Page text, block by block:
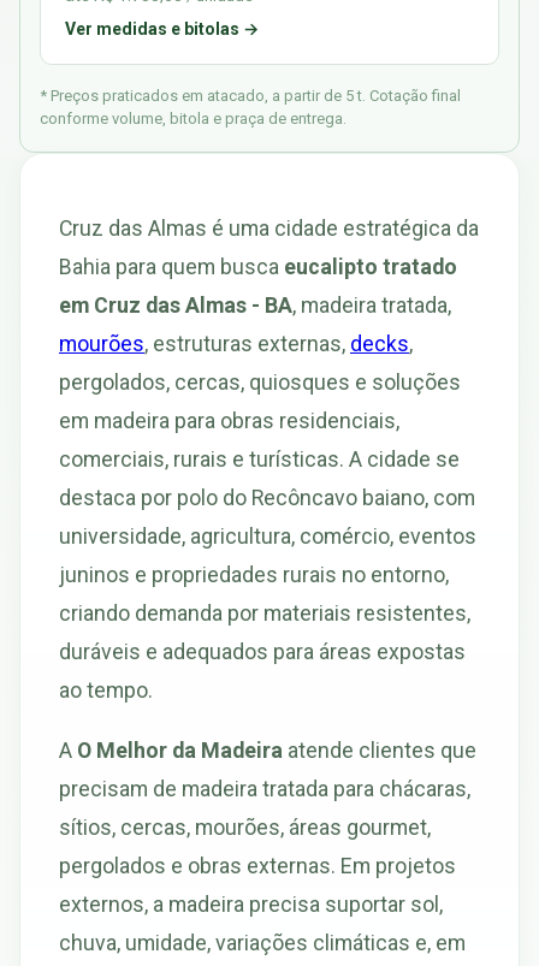
Ver medidas e bitolas →
* Preços praticados em atacado, a partir de 5 t. Cotação final
conforme volume, bitola e praça de entrega.
Cruz das Almas é uma cidade estratégica da
Bahia para quem busca eucalipto tratado
em Cruz das Almas - BA, madeira tratada,
mourões, estruturas externas, decks,
pergolados, cercas, quiosques e soluções
em madeira para obras residenciais,
comerciais, rurais e turísticas. A cidade se
destaca por polo do Recôncavo baiano, com
universidade, agricultura, comércio, eventos
juninos e propriedades rurais no entorno,
criando demanda por materiais resistentes,
duráveis e adequados para áreas expostas
ao tempo.
A O Melhor da Madeira atende clientes que
precisam de madeira tratada para chácaras,
sítios, cercas, mourões, áreas gourmet,
pergolados e obras externas. Em projetos
externos, a madeira precisa suportar sol,
chuva, umidade, variações climáticas e, em